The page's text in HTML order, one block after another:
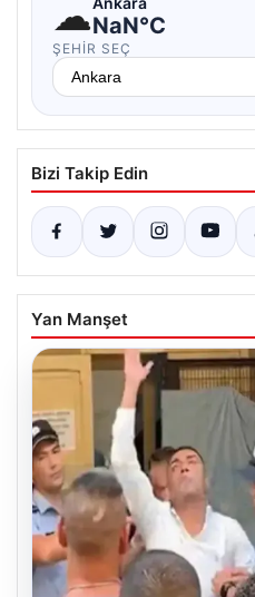
☁NaN°C
ŞEHIR SEÇ
Bizi Takip Edin
Yan Manşet